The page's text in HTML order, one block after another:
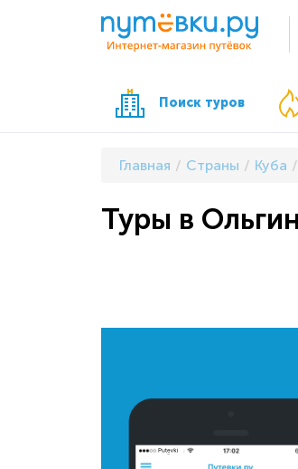
Поиск туров
Главная Страны Куба
Туры в